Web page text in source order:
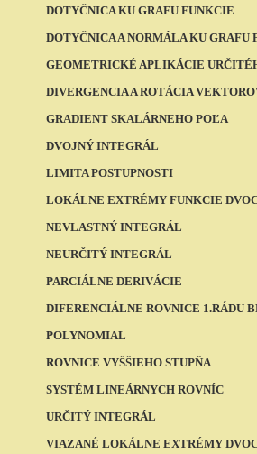
DOTYČNICA KU GRAFU FUNKCIE
DOTYČNICA A NORMÁLA KU GRAFU
GEOMETRICKÉ APLIKÁCIE
DIVERGENCIA A ROTÁCIA
GRADIENT SKALÁRNEHO POĽA
DVOJNÝ INTEGRÁL
LIMITA POSTUPNOSTI
LOKÁLNE EXTRÉMY FUNKCIE
NEVLASTNÝ INTEGRÁL
NEURČITÝ INTEGRÁL
PARCIÁLNE DERIVÁCIE
DIFERENCIÁLNE ROVNICE 1.RÁDU
POLYNOMIAL
ROVNICE VYŠŠIEHO STUPŇA
SYSTÉM LINEÁRNYCH ROVNÍC
URČITÝ INTEGRÁL
VIAZANÉ LOKÁLNE EXTRÉMY